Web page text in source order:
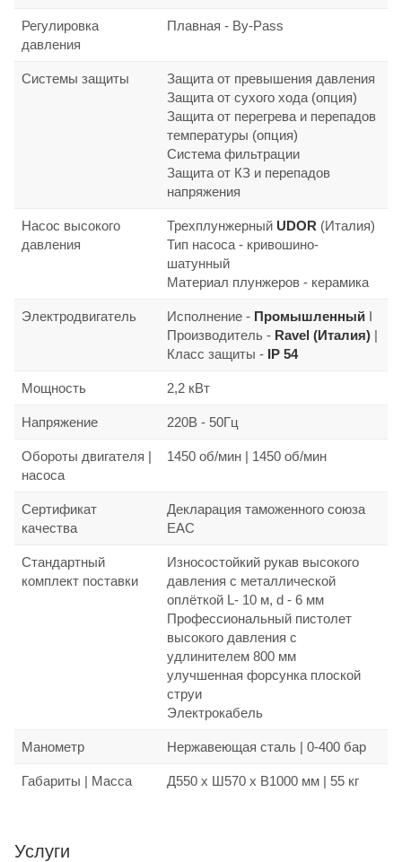
Регулировка
давления
Плавная - By-Pass
Системы защиты
Защита от превышения давления
Защита от сухого хода (опция)
Защита от перегрева и перепадов
температуры (опция)
Система фильтрации
Защита от КЗ и перепадов
напряжения
Насос высокого
давления
Трехплунжерный UDOR (Италия)
Тип насоса - кривошино-
шатунный
Материал плунжеров - керамика
Электродвигатель Исполнение - Промышленный I
Производитель - Ravel (Италия) |
Класс защиты - IP 54
Мощность 2,2 кВт
Напряжение 220В - 50Гц
Обороты двигателя |
насоса
1450 об/мин | 1450 об/мин
Сертификат
качества
Декларация таможенного союза
EAC
Стандартный
комплект поставки
Износостойкий рукав высокого
давления с металлической
оплёткой L- 10 м, d - 6 мм
Профессиональный пистолет
высокого давления с
удлинителем 800 мм
улучшенная форсунка плоской
струи
Электрокабель
Манометр Нержавеющая сталь | 0-400 бар
Габариты | Масса Д550 х Ш570 х В1000 мм | 55 кг
Услуги